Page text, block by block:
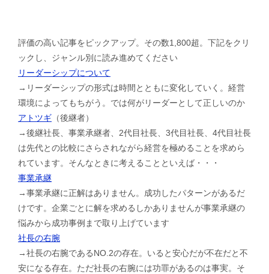
評価の高い記事をピックアップ。その数1,800超。下記をクリ
ックし、ジャンル別に読み進めてください
リーダーシップについて
→リーダーシップの形式は時間とともに変化していく。経営
環境によってもちがう。では何がリーダーとして正しいのか
アトツギ （後継者）
→後継社長、事業承継者、2代目社長、3代目社長、4代目社長
は先代との比較にさらされながら経営を極めることを求めら
れています。そんなときに考えることといえば・・・
事業承継
→事業承継に正解はありません。成功したパターンがあるだ
けです。企業ごとに解を求めるしかありませんが事業承継の
悩みから成功事例まで取り上げています
社長の右腕
→社長の右腕であるNO.2の存在。いると安心だが不在だと不
安になる存在。ただ社長の右腕には功罪があるのは事実。そ